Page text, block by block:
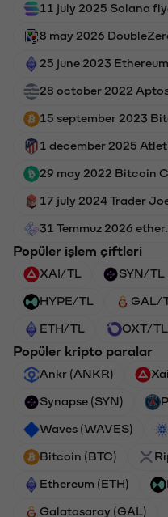
11 july 2025 Solana
8 may 2026
25 june 2023
28 october 2022
15 september 2023
1 december 2025
29 may 2022 Bitcoin
17 july 2024 Trader
31 Temmuz 2026
Popüler işlem çiftleri
XAI/TL SYN/TL
HYPE/TL GAL/
ETH/TL OXT/TL
Popüler kripto paralar
Ankr (ANKR)
Synapse (SYN)
Waves (WAVES)
Bitcoin (BTC)
Ethereum (ETH)
Galatasaray (GAL)